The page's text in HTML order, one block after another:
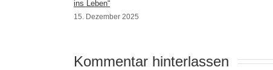
ins Leben“
15. Dezember 2025
Kommentar hinterlassen